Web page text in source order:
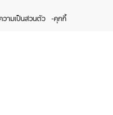
วามเป็นส่วนตัว คุกกี้